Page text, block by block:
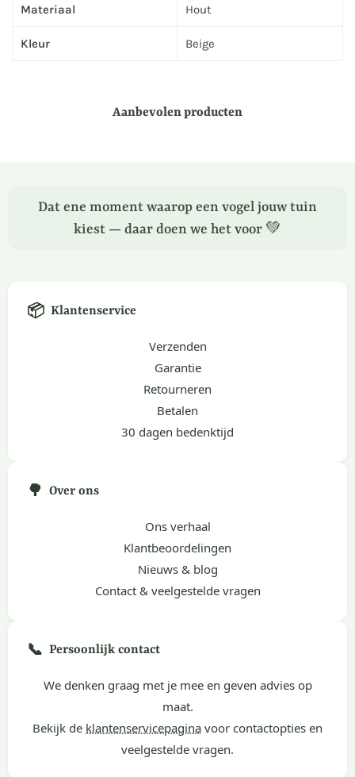
Materiaal Hout
Kleur Beige
Aanbevolen producten
Dat ene moment waarop een vogel jouw tuin
kiest — daar doen we het voor 💚
📦 Klantenservice
Verzenden
Garantie
Retourneren
Betalen
30 dagen bedenktijd
🌳 Over ons
Ons verhaal
Klantbeoordelingen
Nieuws & blog
Contact & veelgestelde vragen
📞 Persoonlijk contact
We denken graag met je mee en geven advies op
maat.
Bekijk de klantenservicepagina voor contactopties en
veelgestelde vragen.